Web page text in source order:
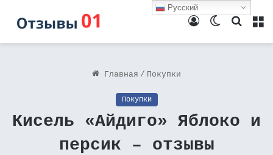
Поиск
Switch
Войти
Главная / Покупки
Покупки
Кисель «Айдиго» Яблоко и
персик – отзывы
Русский